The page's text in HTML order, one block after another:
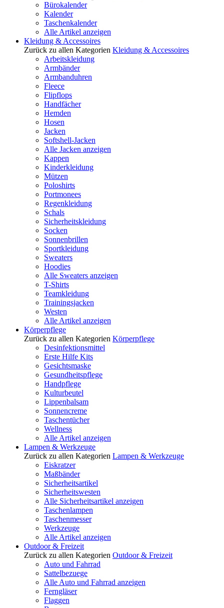
Bürokalender
Kalender
Taschenkalender
Alle Artikel anzeigen
Kleidung & Accessoires
Zurück zu allen Kategorien Kleidung & Accessoires
Arbeitskleidung
Armbänder
Armbanduhren
Fleece
Flipflops
Handfächer
Hemden
Hosen
Jacken
Softshell-Jacken
Alle Jacken anzeigen
Kappen
Kinderkleidung
Mützen
Poloshirts
Portmonees
Regenkleidung
Schals
Sicherheitskleidung
Socken
Sonnenbrillen
Sportkleidung
Sweaters
Hoodies
Alle Sweaters anzeigen
T-Shirts
Teamkleidung
Trainingsjacken
Westen
Alle Artikel anzeigen
Körperpflege
Zurück zu allen Kategorien Körperpflege
Desinfektionsmittel
Erste Hilfe Kits
Gesichtsmaske
Gesundheitspflege
Handpflege
Kulturbeutel
Lippenbalsam
Sonnencreme
Taschentücher
Wellness
Alle Artikel anzeigen
Lampen & Werkzeuge
Zurück zu allen Kategorien Lampen & Werkzeuge
Eiskratzer
Maßbänder
Sicherheitsartikel
Sicherheitswesten
Alle Sicherheitsartikel anzeigen
Taschenlampen
Taschenmesser
Werkzeuge
Alle Artikel anzeigen
Outdoor & Freizeit
Zurück zu allen Kategorien Outdoor & Freizeit
Auto und Fahrrad
Sattelbezuege
Alle Auto und Fahrrad anzeigen
Ferngläser
Flaggen